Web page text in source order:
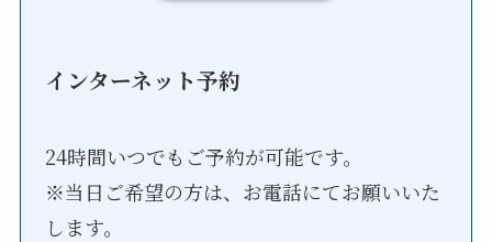
インターネット予約
24時間いつでもご予約が可能です。
※当日ご希望の方は、お電話にてお願いいた
します。